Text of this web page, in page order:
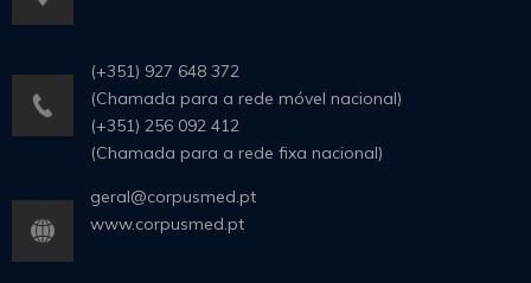
(+351) 927 648 372
(Chamada para a rede móvel nacional)
(+351) 256 092 412
(Chamada para a rede fixa nacional)
geral@corpusmed.pt
www.corpusmed.pt